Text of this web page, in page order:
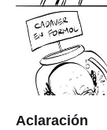
Aclaración